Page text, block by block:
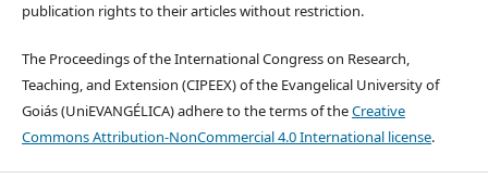
publication rights to their articles without restriction.
The Proceedings of the International Congress on Research,
Teaching, and Extension (CIPEEX) of the Evangelical University of
Goiás (UniEVANGÉLICA) adhere to the terms of theCreative
Commons Attribution-NonCommercial 4.0 International license.